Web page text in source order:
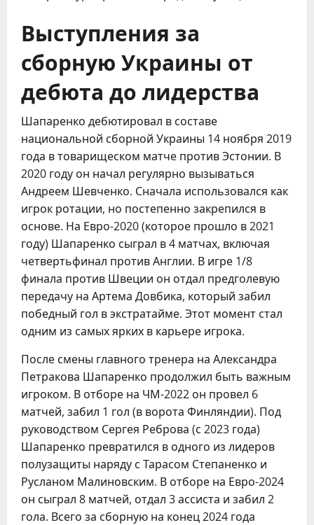
Выступления за
сборную Украины от
дебюта до лидерства
Шапаренко дебютировал в составе
национальной сборной Украины 14 ноября 2019
года в товарищеском матче против Эстонии. В
2020 году он начал регулярно вызываться
Андреем Шевченко. Сначала использовался как
игрок ротации, но постепенно закрепился в
основе. На Евро-2020 (которое прошло в 2021
году) Шапаренко сыграл в 4 матчах, включая
четвертьфинал против Англии. В игре 1/8
финала против Швеции он отдал предголевую
передачу на Артема Довбика, который забил
победный гол в экстратайме. Этот момент стал
одним из самых ярких в карьере игрока.
После смены главного тренера на Александра
Петракова Шапаренко продолжил быть важным
игроком. В отборе на ЧМ-2022 он провел 6
матчей, забил 1 гол (в ворота Финляндии). Под
руководством Сергея Реброва (с 2023 года)
Шапаренко превратился в одного из лидеров
полузащиты наряду с Тарасом Степаненко и
Русланом Малиновским. В отборе на Евро-2024
он сыграл 8 матчей, отдал 3 ассиста и забил 2
гола. Всего за сборную на конец 2024 года